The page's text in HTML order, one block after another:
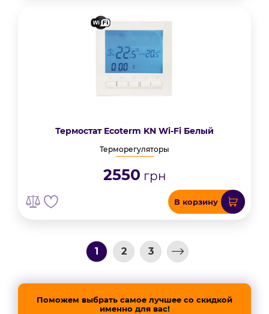
Термостат Ecoterm KN Wi-Fi Белый
Терморегуляторы
2550 грн
В корзину
1 2 3
Поможем выбрать самое лучшее со скидкой
именно для вас!